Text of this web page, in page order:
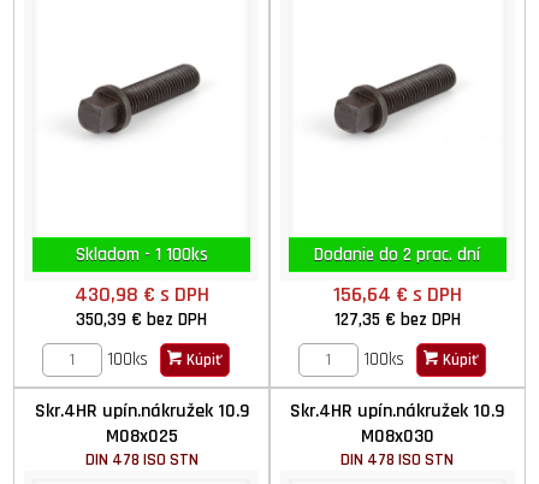
Skladom - 1 100ks
430,98 € s DPH
350,39 €bez DPH
100ks
Kúpiť
Dodanie do 2 prac. dní
156,64 € s DPH
127,35 € bez DPH
100ks
Kúpiť
Skr.4HR upín.nákružek 10.9
M08x025
DIN 478 ISO STN
Skr.4HR upín.nákružek 10.9
M08x030
DIN 478 ISO STN